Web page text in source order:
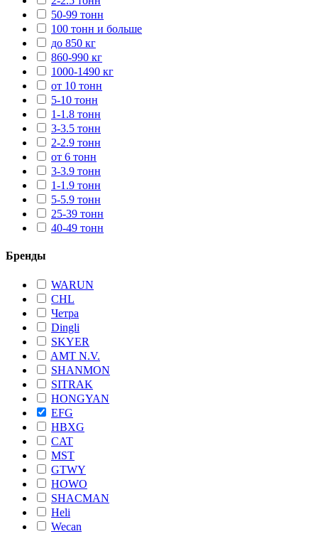
50-99 тонн
100 тонн и больше
до 850 кг
860-990 кг
1000-1490 кг
от 10 тонн
5-10 тонн
1-1.8 тонн
3-3.5 тонн
2-2.9 тонн
от 6 тонн
3-3.9 тонн
1-1.9 тонн
5-5.9 тонн
25-39 тонн
40-49 тонн
Бренды
WARUN
CHL
Четра
Dingli
SKYER
AMT N.V.
SHANMON
SITRAK
HONGYAN
EFG
HBXG
CAT
MST
GTWY
HOWO
SHACMAN
Heli
Wecan